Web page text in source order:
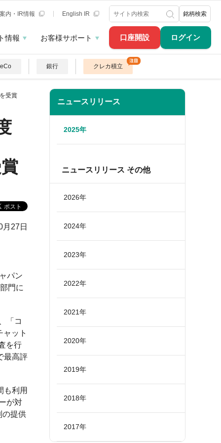
口座開設 ログイン
内・IR情報 English IR 銘柄検索
情報 お客様サポート
銀行 クレカ積立
受賞
27日
パン
門に
「コ
ット
を行
最高評
も利用
が対
の提供
ニュースリリース
2025年
ニュースリリース その他
2026年
2024年
2023年
2022年
2021年
2020年
2019年
2018年
2017年